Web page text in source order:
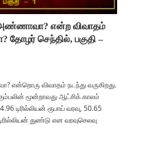
என்ற விவாதம்
தோழர் செந்தில், பகுதி –
என்றொரு விவாதம் நடந்து வருகிறது.
மூன்றாவது ஆட்சிக் காலம்
டிரில்லியன் ரூபாய் வரவு, 50.65
துண்டு என வரவுசெலவு